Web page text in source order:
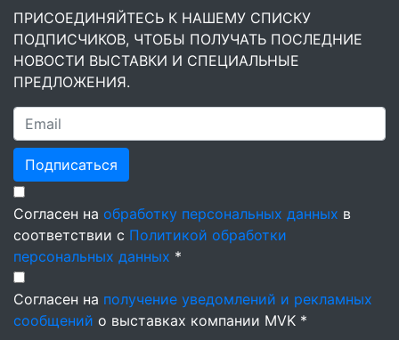
ПРИСОЕДИНЯЙТЕСЬ К НАШЕМУ СПИСКУ
ПОДПИСЧИКОВ, ЧТОБЫ ПОЛУЧАТЬ ПОСЛЕДНИЕ
НОВОСТИ ВЫСТАВКИ И СПЕЦИАЛЬНЫЕ
ПРЕДЛОЖЕНИЯ.
Подписаться
Согласен на обработку персональных данных в
соответствии с Политикой обработки
персональных данных *
Согласен на получение уведомлений и рекламных
сообщений о выставках компании MVK *